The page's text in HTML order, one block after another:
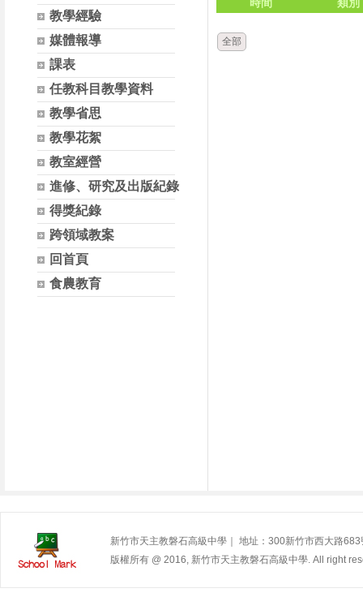
教學經驗
媒體報導
課表
任教科目教學資料
教學省思
教學花絮
教室經營
進修、研究及出版紀錄
得獎紀錄
跨領域教案
回首頁
食農教育
全部
新竹市天主教磐石高級中學｜ 地址：300新竹市西大路
版權所有 @ 2016, 新竹市天主教磐石高級中學. All right